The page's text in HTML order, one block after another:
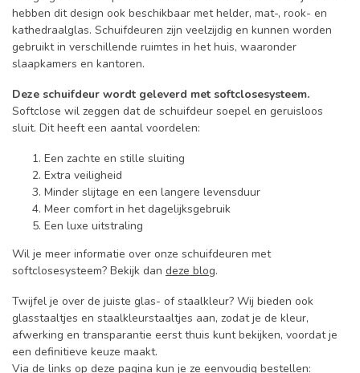
hebben dit design ook beschikbaar met helder, mat-, rook- en
kathedraalglas. Schuifdeuren zijn veelzijdig en kunnen worden
gebruikt in verschillende ruimtes in het huis, waaronder
slaapkamers en kantoren.
Deze schuifdeur wordt geleverd met softclosesysteem.
Softclose wil zeggen dat de schuifdeur soepel en geruisloos
sluit. Dit heeft een aantal voordelen:
Een zachte en stille sluiting
Extra veiligheid
Minder slijtage en een langere levensduur
Meer comfort in het dagelijksgebruik
Een luxe uitstraling
Wil je meer informatie over onze schuifdeuren met
softclosesysteem? Bekijk dan deze blog.
Twijfel je over de juiste glas- of staalkleur? Wij bieden ook
glasstaaltjes en staalkleurstaaltjes aan, zodat je de kleur,
afwerking en transparantie eerst thuis kunt bekijken, voordat je
een definitieve keuze maakt.
Via de links op deze pagina kun je ze eenvoudig bestellen: